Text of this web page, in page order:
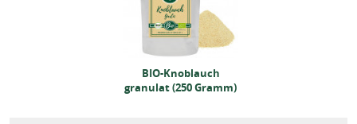
BIO-Knoblauch
granulat (250 Gramm)